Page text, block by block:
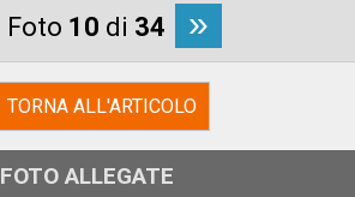
Foto 10 di 34 »
TORNA ALL'ARTICOLO
FOTO ALLEGATE